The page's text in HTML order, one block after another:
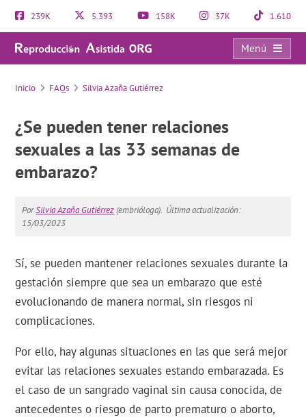
239K 5.393 158K 37K 1.610
Menú
FAQs
Inicio FAQs Silvia Azaña Gutiérrez
¿Se pueden tener relaciones
sexuales a las 33 semanas de
embarazo?
PorSilvia Azaña Gutiérrez(embrióloga). Última actualización:
15/03/2023
Sí, se pueden mantener relaciones sexuales durante la
gestación siempre que sea un embarazo que esté
evolucionando de manera normal, sin riesgos ni
complicaciones.
Por ello, hay algunas situaciones en las que será mejor
evitar las relaciones sexuales estando embarazada. Es
el caso de un sangrado vaginal sin causa conocida, de
antecedentes o riesgo de parto prematuro o aborto,